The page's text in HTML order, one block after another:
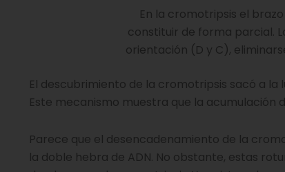
En la cromotripsis el
constituir de forma parcial.
orientación (D y C),
El descubrimiento de la cromotripsis sacó a la
Este mecanismo muestra que la
Parece que el desencadenamiento de la
la doble hebra de ADN. No obstante, estas